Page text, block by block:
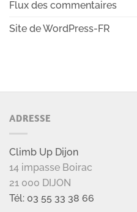
Flux des commentaires
Site de WordPress-FR
ADRESSE
Climb Up Dijon
14 impasse Boirac
21 000 DIJON
Tél: 03 55 33 38 66